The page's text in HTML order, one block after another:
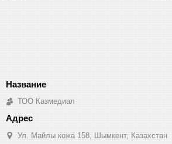
ТОО Казмедиал
Ул. Майлы кожа 158, Шымкент, Казахстан